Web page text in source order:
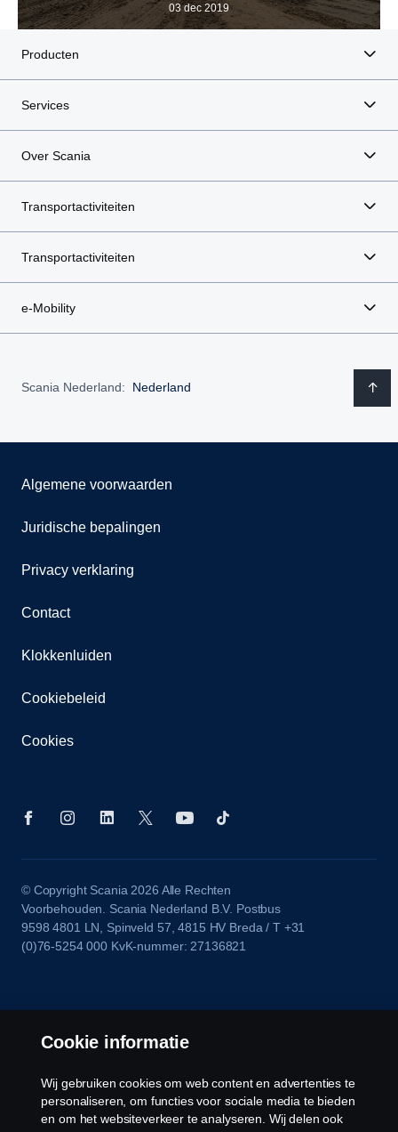
03 dec 2019
Producten
Services
Over Scania
Transportactiviteiten
Transportactiviteiten
e-Mobility
Scania Nederland: Nederland
Algemene voorwaarden
Juridische bepalingen
Privacy verklaring
Contact
Klokkenluiden
Cookiebeleid
Cookies
© Copyright Scania 2026 Alle Rechten
Voorbehouden. Scania Nederland B.V. Postbus
9598 4801 LN, Spinveld 57, 4815 HV Breda / T +31
(0)76-5254 000 KvK-nummer: 27136821
Cookie informatie
Wij gebruiken cookies om web content en advertenties te
personaliseren, om functies voor sociale media te bieden
en om het websiteverkeer te analyseren. Wij delen ook